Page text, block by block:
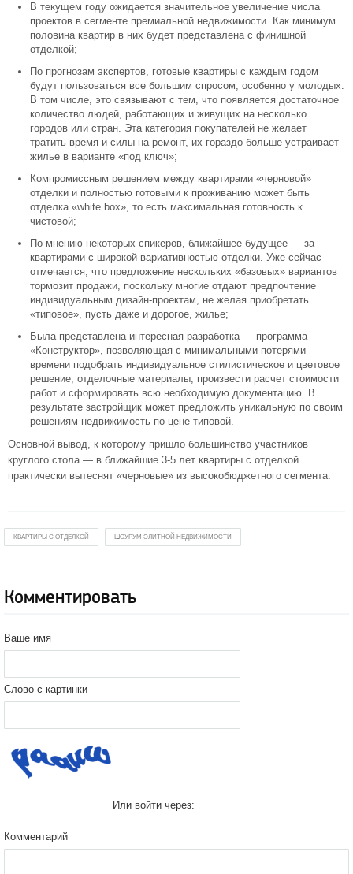
В текущем году ожидается значительное увеличение числа
проектов в сегменте премиальной недвижимости. Как минимум
половина квартир в них будет представлена с финишной
отделкой;
По прогнозам экспертов, готовые квартиры с каждым годом
будут пользоваться все большим спросом, особенно у молодых.
В том числе, это связывают с тем, что появляется достаточное
количество людей, работающих и живущих на несколько
городов или стран. Эта категория покупателей не желает
тратить время и силы на ремонт, их гораздо больше устраивает
жилье в варианте «под ключ»;
Компромиссным решением между квартирами «черновой»
отделки и полностью готовыми к проживанию может быть
отделка «white box», то есть максимальная готовность к
чистовой;
По мнению некоторых спикеров, ближайшее будущее — за
квартирами с широкой вариативностью отделки. Уже сейчас
отмечается, что предложение нескольких «базовых» вариантов
тормозит продажи, поскольку многие отдают предпочтение
индивидуальным дизайн-проектам, не желая приобретать
«типовое», пусть даже и дорогое, жилье;
Была представлена интересная разработка — программа
«Конструктор», позволяющая с минимальными потерями
времени подобрать индивидуальное стилистическое и цветовое
решение, отделочные материалы, произвести расчет стоимости
работ и сформировать всю необходимую документацию. В
результате застройщик может предложить уникальную по своим
решениям недвижимость по цене типовой.
Основной вывод, к которому пришло большинство участников
круглого стола — в ближайшие 3-5 лет квартиры с отделкой
практически вытеснят «черновые» из высокобюджетного сегмента.
КВАРТИРЫ С ОТДЕЛКОЙ ШОУРУМ ЭЛИТНОЙ НЕДВИЖИМОСТИ
Комментировать
Ваше имя
Слово с картинки
Или войти через:
Комментарий